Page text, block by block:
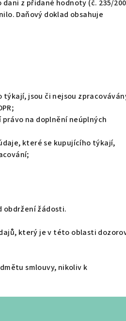
z přidané hodnoty (č. 235/
Daňový doklad obsahuje
jsou či nejsou
na doplnění neúplných
které se kupujícího týkají,
obdržení žádosti.
který je v této oblasti
smlouvy, nikoliv k